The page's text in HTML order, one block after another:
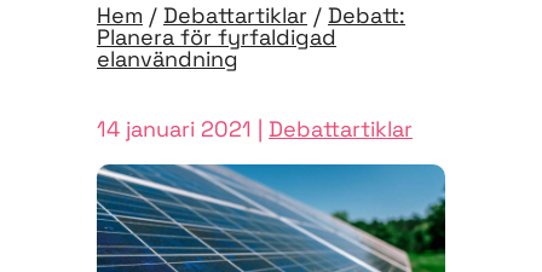
Hem / Debattartiklar / Debatt:
Planera för fyrfaldigad
elanvändning
14 januari 2021 | Debattartiklar